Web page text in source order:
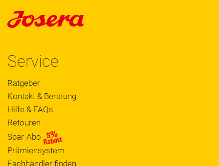
Service
Ratgeber
Kontakt & Beratung
Hilfe & FAQs
Retouren
Spar-Abo
Prämiensystem
Fachhändler finden